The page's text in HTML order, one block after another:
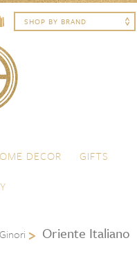
DECOR
GIFTS
Oriente Italiano